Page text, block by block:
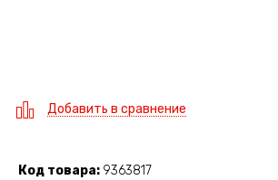
Добавить в сравнение
Код товара 9363817